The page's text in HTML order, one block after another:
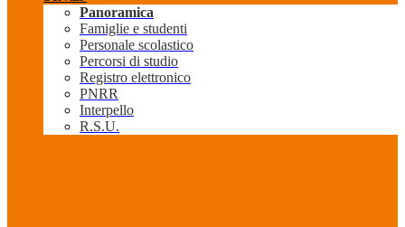
Panoramica
Famiglie e studenti
Personale scolastico
Percorsi di studio
Registro elettronico
PNRR
Interpello
R.S.U.